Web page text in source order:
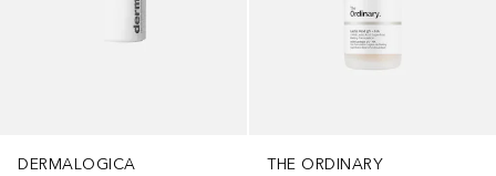
DERMALOGICA
THE ORDINARY